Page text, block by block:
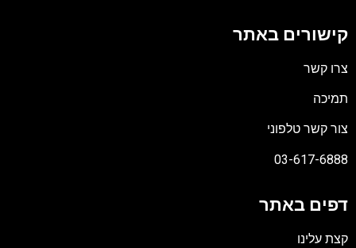
קישורים באתר
צרו קשר
תמיכה
צור קשר טלפוני
03-617-6888
דפים באתר
קצת עלינו